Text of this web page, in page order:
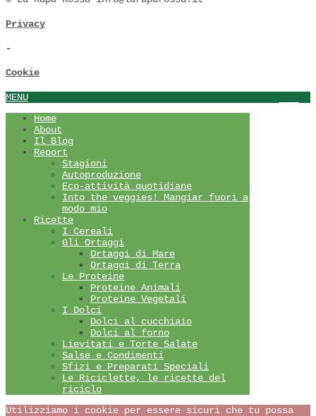
Privacy
-
Cookie
MENU
Home
About
Il Blog
Report
Stagioni
Autoproduzione
Eco-attività quotidiane
Into the veggies! Mangiar fuori a
modo mio
Ricette
I Cereali
Gli Ortaggi
Ortaggi di Mare
Ortaggi di Terra
Le Proteine
Proteine Animali
Proteine Vegetali
I Dolci
Dolci al cucchiaio
Dolci al forno
Lievitati e Torte Salate
Salse e Condimenti
Sfizi e Preparati Speciali
Le Riciclette, le ricette del
riciclo
Utilizziamo i cookie per essere sicuri che tu possa